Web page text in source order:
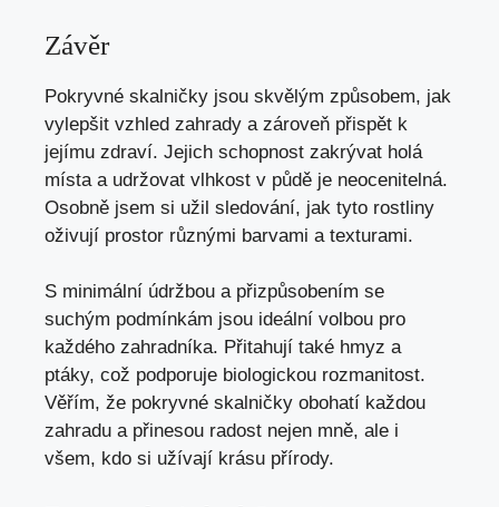
Závěr
Pokryvné skalničky jsou skvělým způsobem, jak
vylepšit vzhled zahrady a zároveň přispět k
jejímu zdraví. Jejich schopnost zakrývat holá
místa a udržovat vlhkost v půdě je neocenitelná.
Osobně jsem si užil sledování, jak tyto rostliny
oživují prostor různými barvami a texturami.
S minimální údržbou a přizpůsobením se
suchým podmínkám jsou ideální volbou pro
každého zahradníka. Přitahují také hmyz a
ptáky, což podporuje biologickou rozmanitost.
Věřím, že pokryvné skalničky obohatí každou
zahradu a přinesou radost nejen mně, ale i
všem, kdo si užívají krásu přírody.